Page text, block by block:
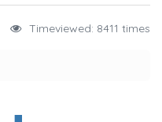
Timeviewed: 8411 times